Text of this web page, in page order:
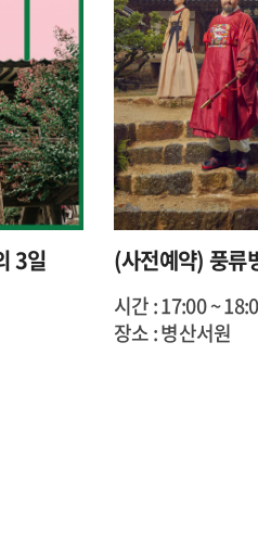
3일 (사전예약) 풍류
시간 : 17:00 ~
장소 : 병산서원